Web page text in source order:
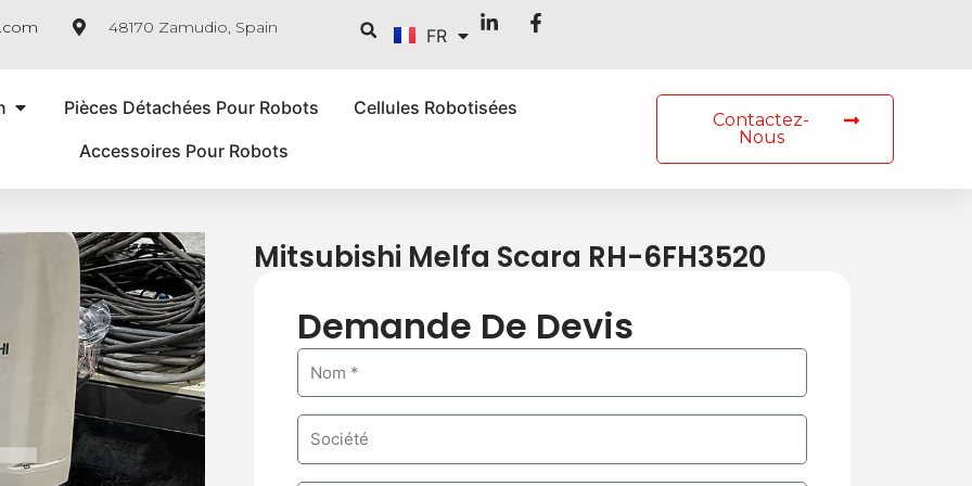
48170 Zamudio, Spain Rechercher
FR
IT
Pièces Détachées Pour Robots
Cellules Robotisées
Accessoires Pour Robots
Contactez-
Nous
Mitsubishi Melfa Scara RH-6FH3520
Demande De Devis
a
m
o